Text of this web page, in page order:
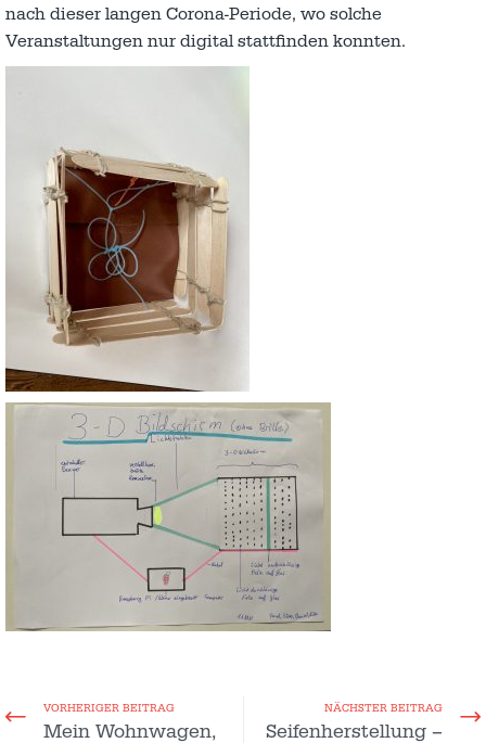
nach dieser langen Corona-Periode, wo solche
Veranstaltungen nur digital stattfinden konnten.
VORHERIGER BEITRAG
Mein Wohnwagen,
NÄCHSTER BEITRAG
Seifenherstellung –